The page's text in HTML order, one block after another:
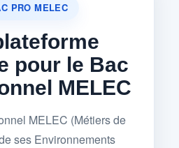
PRO MELEC
pour le Bac
MELEC
MELEC (Métiers de
ses Environnements